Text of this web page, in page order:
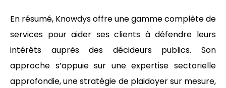
En résumé, Knowdys offre une gamme complète de
services pour aider ses clients à défendre leurs
intérêts auprès des décideurs publics. Son
approche s’appuie sur une expertise sectorielle
approfondie, une stratégie de plaidoyer sur mesure,